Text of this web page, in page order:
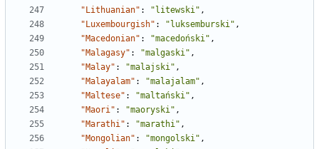
"Lithuanian" : "litewski" ,
"Luxembourgish" : "luksemburski" ,
"Macedonian" : "macedoński" ,
"Malagasy" : "malgaski" ,
"Malay" : "malajski" ,
"Malayalam" : "malajalam" ,
"Maltese" : "maltański" ,
"Maori" : "maoryski" ,
"Marathi" : "marathi" ,
"Mongolian" : "mongolski" ,